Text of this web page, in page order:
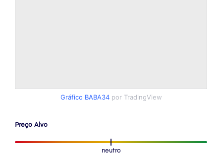
Gráfico BABA34 por TradingView
Preço Alvo
neutro